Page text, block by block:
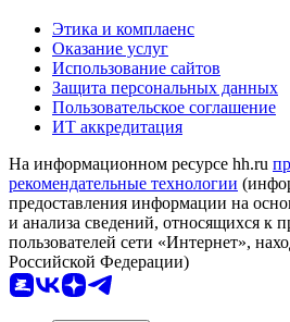
Этика и комплаенс
Оказание услуг
Использование сайтов
Защита персональных данных
Пользовательское соглашение
ИТ аккредитация
На информационном ресурсе hh.ru
рекомендательные технологии
предоставления информации на
и анализа сведений, относящихся к
пользователей сети «Интернет»,
Российской Федерации)